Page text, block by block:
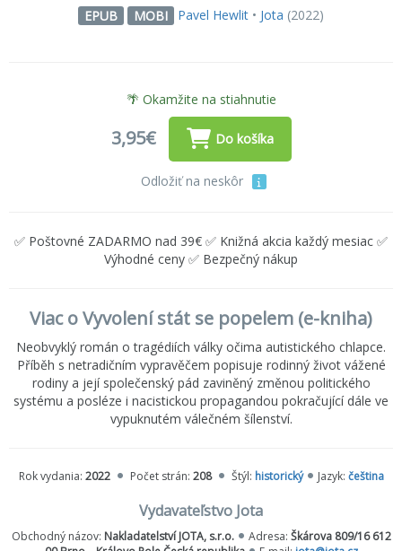
EPUB MOBI Pavel Hewlit • Jota (2022)
🌴 Okamžite na stiahnutie
3,95€ Do košíka
Odložiť na neskôr
✅ Poštovné ZADARMO nad 39€ ✅ Knižná akcia každý mesiac ✅
Výhodné ceny ✅ Bezpečný nákup
Viac o Vyvolení stát se popelem (e-kniha)
Neobvyklý román o tragédiích války očima autistického chlapce.
Příběh s netradičním vypravěčem popisuje rodinný život vážené
rodiny a její společenský pád zaviněný změnou politického
systému a posléze i nacistickou propagandou pokračující dále ve
vypuknutém válečném šílenství.
Rok vydania: 2022 Počet strán: 208 Štýl: historický Jazyk: čeština
Vydavateľstvo Jota
Obchodný názov: Nakladatelství JOTA, s.r.o. Adresa: Škárova 809/16 612